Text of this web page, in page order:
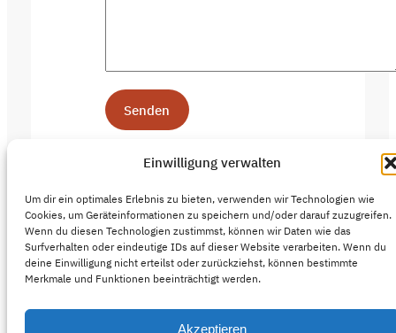
Einwilligung verwalten
Um dir ein optimales Erlebnis zu bieten, verwenden wir Technologien wie
Cookies, um Geräteinformationen zu speichern und/oder darauf zuzugreifen.
Wenn du diesen Technologien zustimmst, können wir Daten wie das
Surfverhalten oder eindeutige IDs auf dieser Website verarbeiten. Wenn du
deine Einwilligung nicht erteilst oder zurückziehst, können bestimmte
Merkmale und Funktionen beeinträchtigt werden.
Akzeptieren